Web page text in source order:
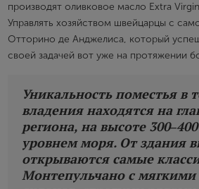
производят оливковое масло Extra
Управлять хозяйством швейцарцы с
Отторино де Анджелиса, который
своей задачей вот уже на протяжении
Уникальность поместья в
владения находятся на
региона, на высоте
уровнем моря. От здания
открываются самые
Монтепульчано с